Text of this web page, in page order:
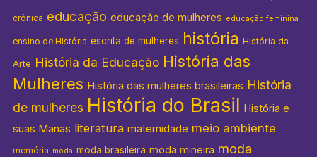
crônica educação educação de mulheres educação feminina
ensino de História escrita de mulheres história História da
Arte História da Educação História das
Mulheres História das mulheres brasileiras História
de mulheres História do Brasil História e
suas Manas literatura maternidade meio ambiente
memória moda moda brasileira moda mineira moda